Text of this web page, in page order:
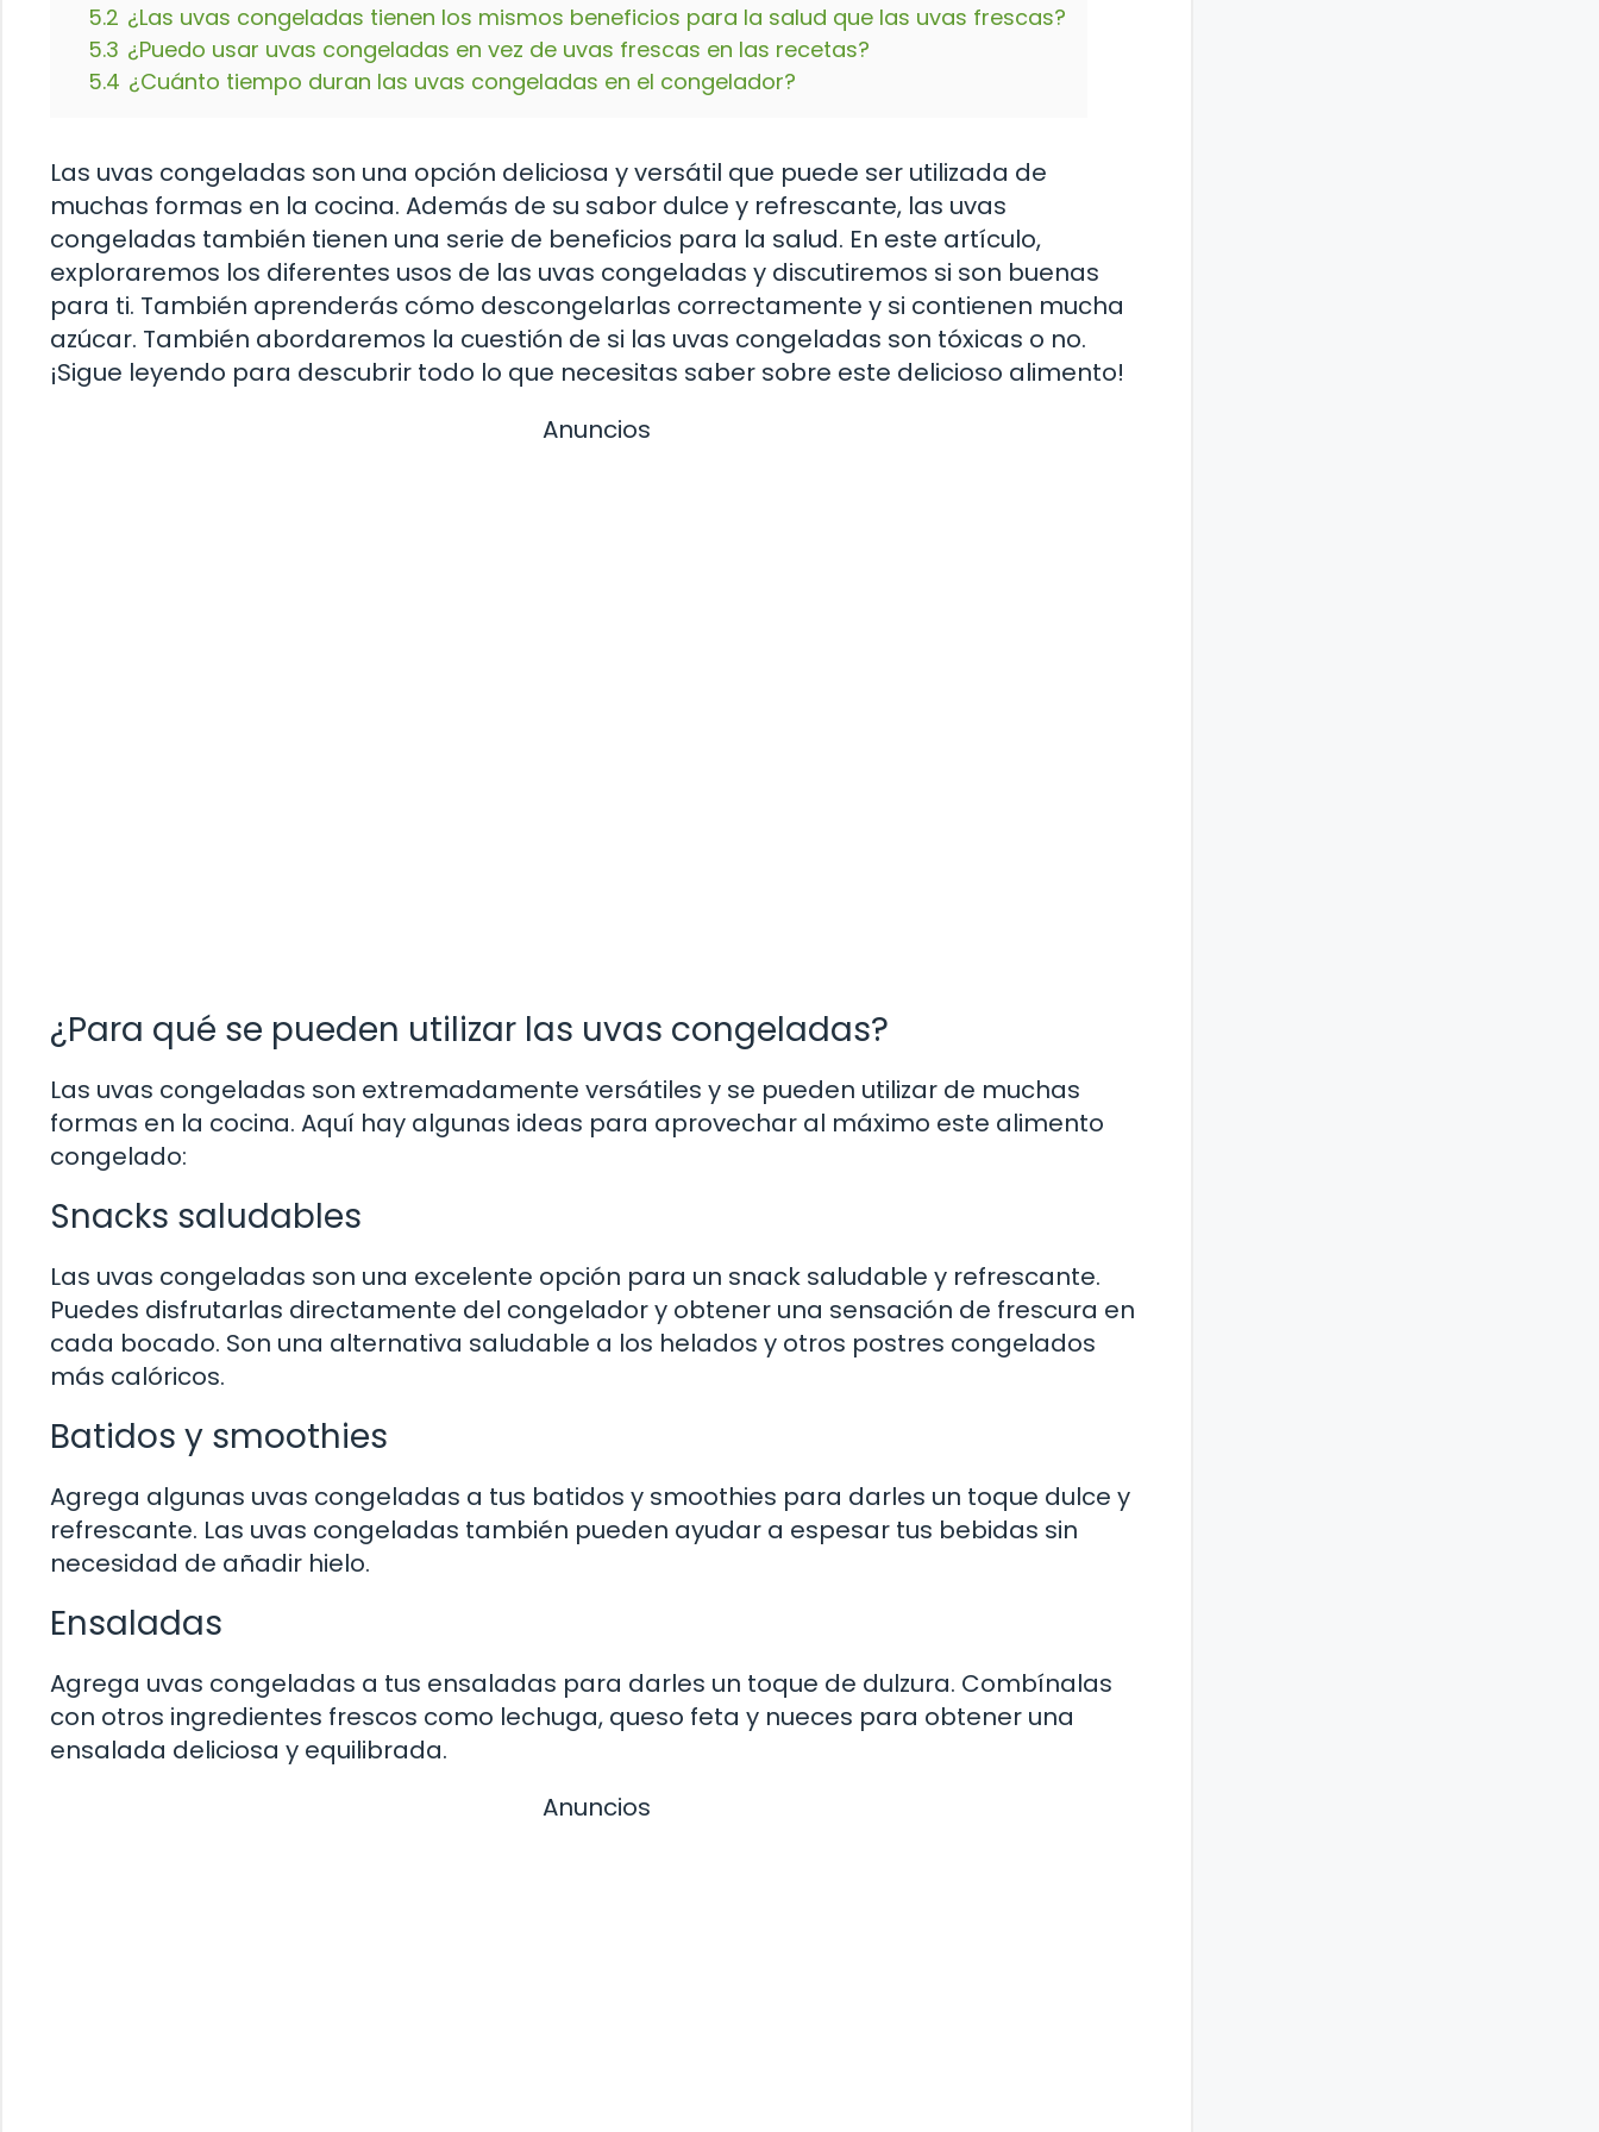
5.2 ¿Las uvas congeladas tienen los mismos beneficios para la salud que las uvas frescas?
5.3 ¿Puedo usar uvas congeladas en vez de uvas frescas en las recetas?
5.4 ¿Cuánto tiempo duran las uvas congeladas en el congelador?
Las uvas congeladas son una opción deliciosa y versátil que puede ser utilizada de
muchas formas en la cocina. Además de su sabor dulce y refrescante, las uvas
congeladas también tienen una serie de beneficios para la salud. En este artículo,
exploraremos los diferentes usos de las uvas congeladas y discutiremos si son buenas
para ti. También aprenderás cómo descongelarlas correctamente y si contienen mucha
azúcar. También abordaremos la cuestión de si las uvas congeladas son tóxicas o no.
¡Sigue leyendo para descubrir todo lo que necesitas saber sobre este delicioso alimento!
Anuncios
¿Para qué se pueden utilizar las uvas congeladas?
Las uvas congeladas son extremadamente versátiles y se pueden utilizar de muchas
formas en la cocina. Aquí hay algunas ideas para aprovechar al máximo este alimento
congelado:
Snacks saludables
Las uvas congeladas son una excelente opción para un snack saludable y refrescante.
Puedes disfrutarlas directamente del congelador y obtener una sensación de frescura en
cada bocado. Son una alternativa saludable a los helados y otros postres congelados
más calóricos.
Batidos y smoothies
Agrega algunas uvas congeladas a tus batidos y smoothies para darles un toque dulce y
refrescante. Las uvas congeladas también pueden ayudar a espesar tus bebidas sin
necesidad de añadir hielo.
Ensaladas
Agrega uvas congeladas a tus ensaladas para darles un toque de dulzura. Combínalas
con otros ingredientes frescos como lechuga, queso feta y nueces para obtener una
ensalada deliciosa y equilibrada.
Anuncios